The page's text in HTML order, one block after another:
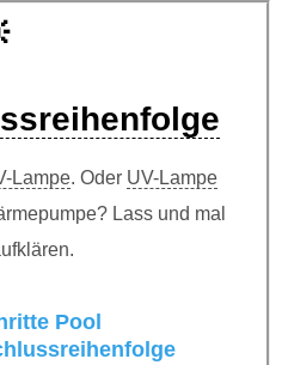
Lampe. Oder UV-Lampe
Lass und mal
Pool